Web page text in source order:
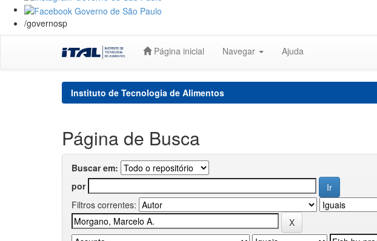
/governosp
Página inicial Navegar Ajuda
Instituto de Tecnologia de Alimentos
Página de Busca
Buscar em:
por
Filtros correntes: